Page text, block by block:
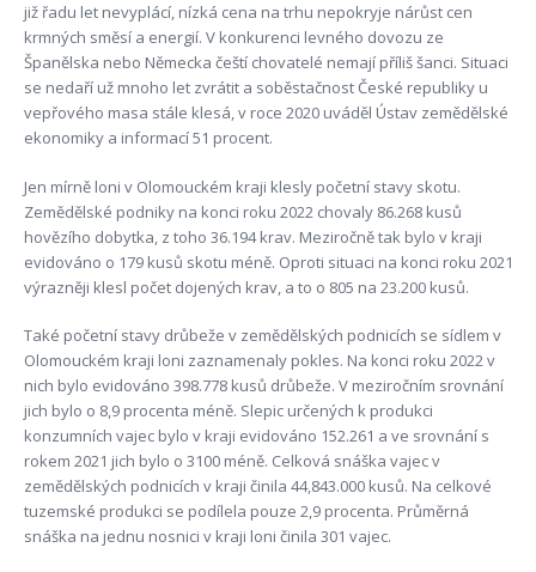
již řadu let nevyplácí, nízká cena na trhu nepokryje nárůst cen
krmných směsí a energií. V konkurenci levného dovozu ze
Španělska nebo Německa čeští chovatelé nemají příliš šanci. Situaci
se nedaří už mnoho let zvrátit a soběstačnost České republiky u
vepřového masa stále klesá, v roce 2020 uváděl Ústav zemědělské
ekonomiky a informací 51 procent.
Jen mírně loni v Olomouckém kraji klesly početní stavy skotu.
Zemědělské podniky na konci roku 2022 chovaly 86.268 kusů
hovězího dobytka, z toho 36.194 krav. Meziročně tak bylo v kraji
evidováno o 179 kusů skotu méně. Oproti situaci na konci roku 2021
výrazněji klesl počet dojených krav, a to o 805 na 23.200 kusů.
Také početní stavy drůbeže v zemědělských podnicích se sídlem v
Olomouckém kraji loni zaznamenaly pokles. Na konci roku 2022 v
nich bylo evidováno 398.778 kusů drůbeže. V meziročním srovnání
jich bylo o 8,9 procenta méně. Slepic určených k produkci
konzumních vajec bylo v kraji evidováno 152.261 a ve srovnání s
rokem 2021 jich bylo o 3100 méně. Celková snáška vajec v
zemědělských podnicích v kraji činila 44,843.000 kusů. Na celkové
tuzemské produkci se podílela pouze 2,9 procenta. Průměrná
snáška na jednu nosnici v kraji loni činila 301 vajec.